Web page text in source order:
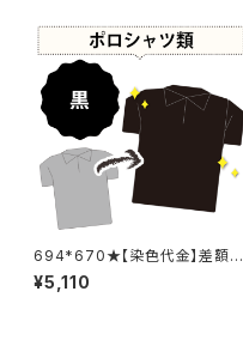
694*670★【染色代金】差額追
加加工賃
¥5,110